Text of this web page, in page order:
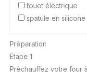
fouet électrique
spatule en silicone
Préparation
Étape 1
Préchauffez votre four à